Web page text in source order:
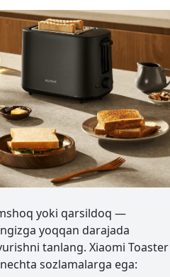
yoki qarsildoq —
yoqqan darajada
tanlang. Xiaomi Toaster
sozlamalarga ega: